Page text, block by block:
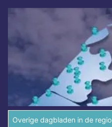
Overige dagbladen in de regio